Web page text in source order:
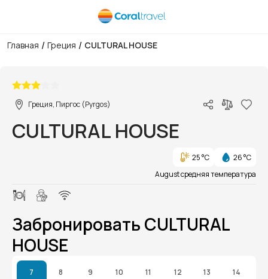
Главная / Греция / CULTURAL HOUSE
Греция, Пиргос (Pyrgos)
CULTURAL HOUSE
25 °C
26 °C
August средняя температура
Забронировать CULTURAL
HOUSE
7 8 9 10 11 12 13 14